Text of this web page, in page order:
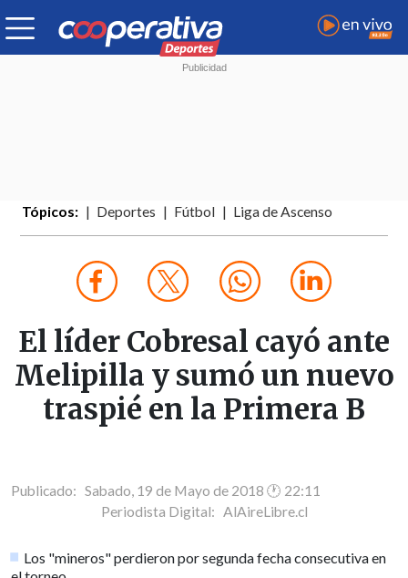
Tópicos: Deportes Fútbol Liga de Ascenso
El líder Cobresal cayó ante
Melipilla y sumó un nuevo
traspié en la Primera B
Publicado: Sabado, 19 de Mayo de 2018 🕐 22:11
Periodista Digital: AlAireLibre.cl
Los "mineros" perdieron por segunda fecha consecutiva en